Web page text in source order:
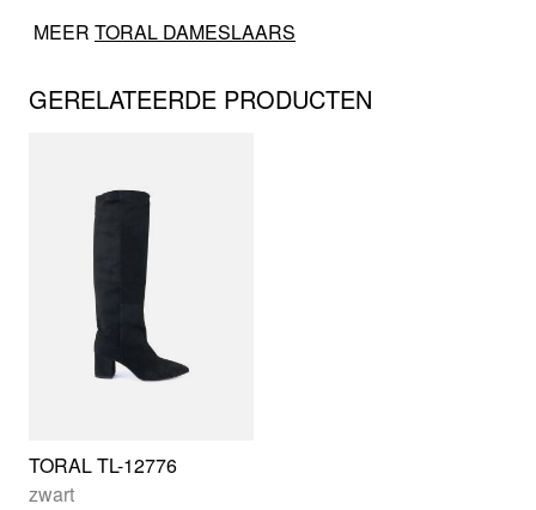
MEER TORAL DAMESLAARS
GERELATEERDE PRODUCTEN
TORAL TL-12776
zwart